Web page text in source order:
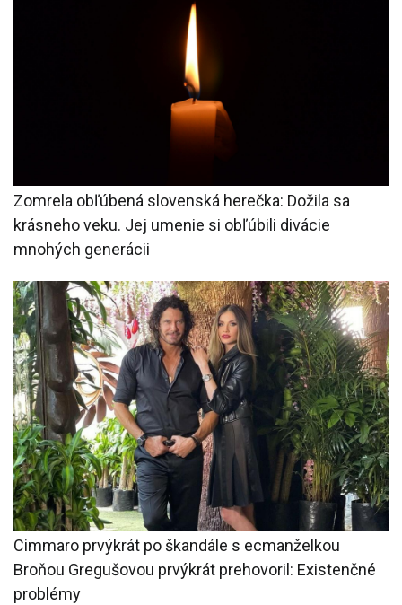
Zomrela obľúbená slovenská herečka: Dožila sa
krásneho veku. Jej umenie si obľúbili divácie
mnohých generácii
Cimmaro prvýkrát po škandále s ecmanželkou
Broňou Gregušovou prvýkrát prehovoril: Existenčné
problémy